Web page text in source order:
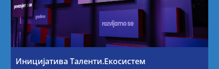
Иницијатива Таленти.Екосистем